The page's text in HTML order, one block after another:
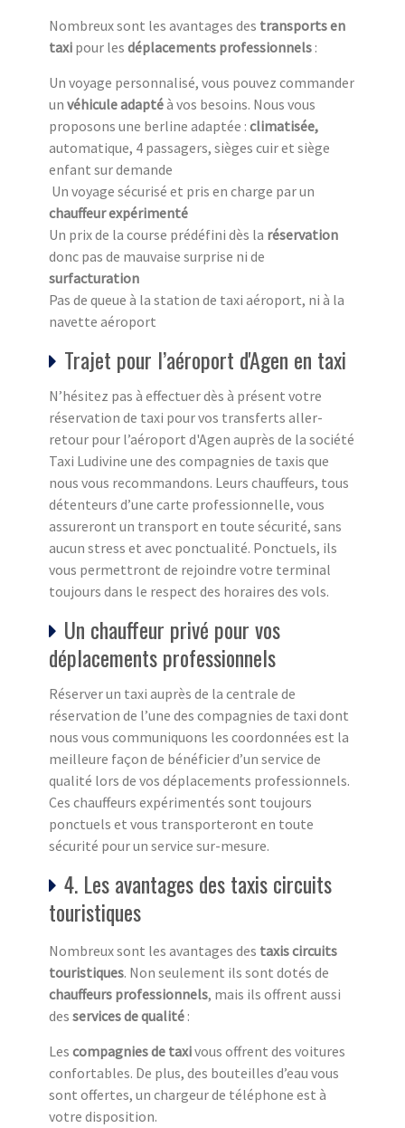
Nombreux sont les avantages des transports en
taxi pour les déplacements professionnels :
Un voyage personnalisé, vous pouvez commander
un véhicule adaptéà vos besoins. Nous vous
proposons une berline adaptée : climatisée,
automatique, 4 passagers, sièges cuir et siège
enfant sur demande
Un voyage sécurisé et pris en charge par un
chauffeur expérimenté
Un prix de la course prédéfini dès la réservation
donc pas de mauvaise surprise ni de
surfacturation
Pas de queue à la station de taxi aéroport, ni à la
navette aéroport
Trajet pour l’aéroport d'Agen en taxi
N’hésitez pas à effectuer dès à présent votre
réservation de taxi pour vos transferts aller-
retour pour l’aéroport d'Agen auprès de la société
Taxi Ludivine une des compagnies de taxis que
nous vous recommandons. Leurs chauffeurs, tous
détenteurs d’une carte professionnelle, vous
assureront un transport en toute sécurité, sans
aucun stress et avec ponctualité. Ponctuels, ils
vous permettront de rejoindre votre terminal
toujours dans le respect des horaires des vols.
Un chauffeur privé pour vos
déplacements professionnels
Réserver un taxi auprès de la centrale de
réservation de l’une des compagnies de taxi dont
nous vous communiquons les coordonnées est la
meilleure façon de bénéficier d’un service de
qualité lors de vos déplacements professionnels.
Ces chauffeurs expérimentés sont toujours
ponctuels et vous transporteront en toute
sécurité pour un service sur-mesure.
4. Les avantages des taxis circuits
touristiques
Nombreux sont les avantages des taxis circuits
touristiques. Non seulement ils sont dotés de
chauffeurs professionnels, mais ils offrent aussi
des services de qualité :
Les compagnies de taxivous offrent des voitures
confortables. De plus, des bouteilles d’eau vous
sont offertes, un chargeur de téléphone est à
votre disposition.